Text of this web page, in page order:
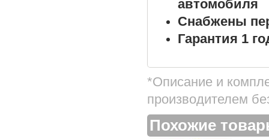
автомобиля
Снабжены
Гарантия 1
*Описание и
производителем
Похожие